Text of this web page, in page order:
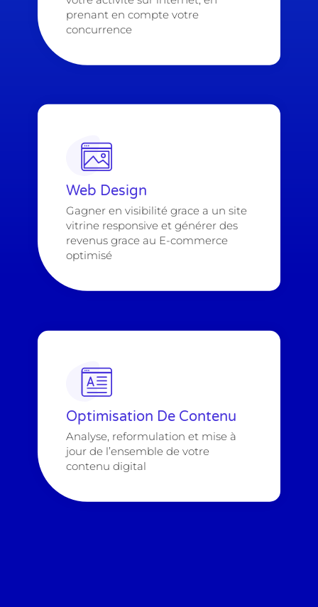
prenant en compte votre
concurrence
Web Design​
Gagner en visibilité grace a un site
vitrine responsive et générer des
revenus grace au E-commerce
optimisé
Optimisation De Contenu
Analyse, reformulation et mise à
jour de l’ensemble de votre
contenu digital